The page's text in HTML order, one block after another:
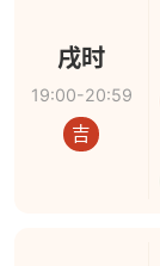
戌时
19:00-20:59
吉